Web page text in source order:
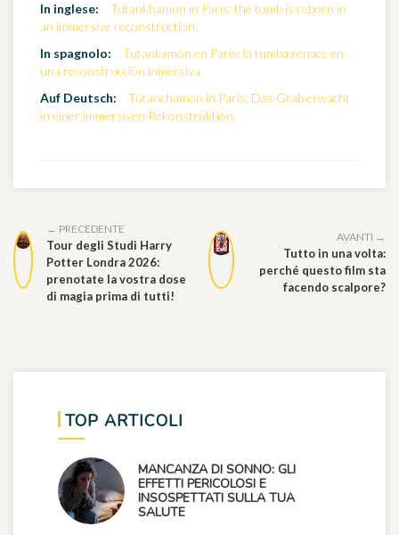
In inglese:
Tutankhamun in Paris: the tomb is reborn in
an immersive reconstruction.
In spagnolo:
Tutankamón en París: la tumba renace en
una reconstrucción inmersiva.
Auf Deutsch:
Tutanchamon in Paris: Das Grab erwacht
in einer immersiven Rekonstruktion.
← PRECEDENTE
Tour degli Studi Harry
Potter Londra 2026:
prenotate la vostra dose
di magia prima di tutti!
AVANTI →
Tutto in una volta:
perché questo film sta
facendo scalpore?
TOP ARTICOLI
MANCANZA DI SONNO: GLI
EFFETTI PERICOLOSI E
INSOSPETTATI SULLA TUA
SALUTE